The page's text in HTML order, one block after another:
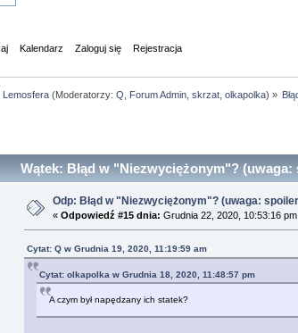
Kalendarz Zaloguj się Rejestracja
Lemosfera(Moderatorzy: Q Forum Admin, skrzat, olkapolka) »
Wątek: Błąd w "Niezwyciężonym"?
Odp: Błąd w "Niezwyciężonym"? (uwaga:
« Odpowiedź #15 dnia: Grudnia 22, 2020, 10:53:16
Cytat: Q w Grudnia 19, 2020, 11:19:59 am
Cytat: olkapolka w Grudnia 18, 2020, 11:48:57 pm
A czym był napędzany ich statek?